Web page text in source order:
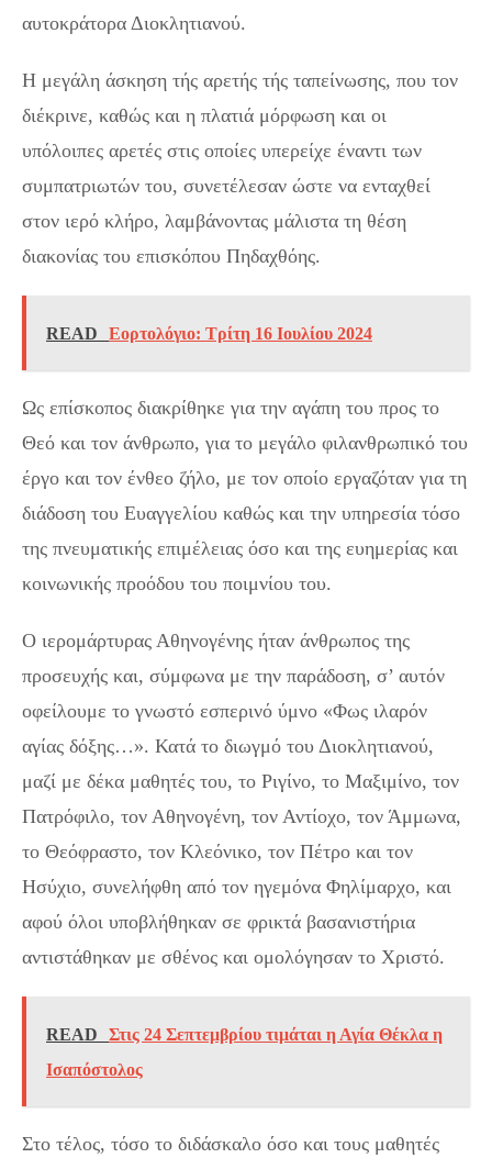
αυτοκράτορα Διοκλητιανού.
Η μεγάλη άσκηση τής αρετής τής ταπείνωσης, που τον
διέκρινε, καθώς και η πλατιά μόρφωση και οι
υπόλοιπες αρετές στις οποίες υπερείχε έναντι των
συμπατριωτών του, συνετέλεσαν ώστε να ενταχθεί
στον ιερό κλήρο, λαμβάνοντας μάλιστα τη θέση
διακονίας του επισκόπου Πηδαχθόης.
READ Εορτολόγιο: Τρίτη 16 Ιουλίου 2024
Ως επίσκοπος διακρίθηκε για την αγάπη του προς το
Θεό και τον άνθρωπο, για το μεγάλο φιλανθρωπικό του
έργο και τον ένθεο ζήλο, με τον οποίο εργαζόταν για τη
διάδοση του Ευαγγελίου καθώς και την υπηρεσία τόσο
της πνευματικής επιμέλειας όσο και της ευημερίας και
κοινωνικής προόδου του ποιμνίου του.
Ο ιερομάρτυρας Αθηνογένης ήταν άνθρωπος της
προσευχής και, σύμφωνα με την παράδοση, σ’ αυτόν
οφείλουμε το γνωστό εσπερινό ύμνο «Φως ιλαρόν
αγίας δόξης…». Κατά το διωγμό του Διοκλητιανού,
μαζί με δέκα μαθητές του, το Ριγίνο, το Μαξιμίνο, τον
Πατρόφιλο, τον Αθηνογένη, τον Αντίοχο, τον Άμμωνα,
το Θεόφραστο, τον Κλεόνικο, τον Πέτρο και τον
Ησύχιο, συνελήφθη από τον ηγεμόνα Φηλίμαρχο, και
αφού όλοι υποβλήθηκαν σε φρικτά βασανιστήρια
αντιστάθηκαν με σθένος και ομολόγησαν το Χριστό.
READ
Στις 24 Σεπτεμβρίου τιμάται η Αγία Θέκλα η
Ισαπόστολος
Στο τέλος, τόσο το διδάσκαλο όσο και τους μαθητές